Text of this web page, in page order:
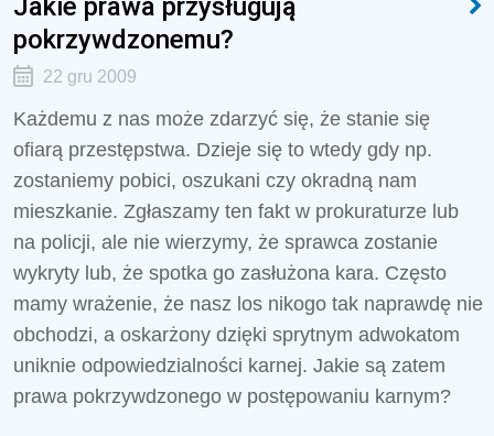
pokrzywdzonemu?
22 gru 2009
Każdemu z nas może zdarzyć się, że stanie się
ofiarą przestępstwa. Dzieje się to wtedy gdy np.
zostaniemy pobici, oszukani czy okradną nam
mieszkanie. Zgłaszamy ten fakt w prokuraturze lub
na policji, ale nie wierzymy, że sprawca zostanie
wykryty lub, że spotka go zasłużona kara. Często
mamy wrażenie, że nasz los nikogo tak naprawdę nie
obchodzi, a oskarżony dzięki sprytnym adwokatom
uniknie odpowiedzialności karnej. Jakie są zatem
prawa pokrzywdzonego w postępowaniu karnym?